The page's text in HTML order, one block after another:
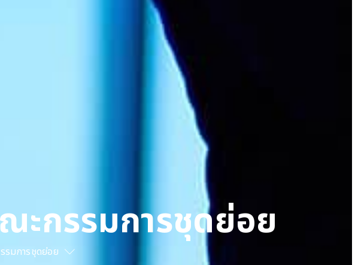
ะกรรมการชุดย่อย
รมการชุดย่อย